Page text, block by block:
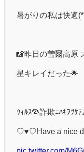
暑がりの私は快適
📸昨日の曽爾高原
星キレイだった🌟
ｳｨﾙｽ🦠詐欺ﾆﾊｷｦﾂｹ
♡♥♡Have a nice